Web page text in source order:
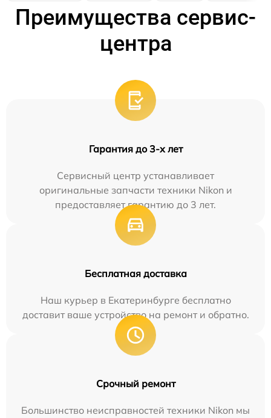
Преимущества сервис-
центра
Гарантия до 3-х лет
Сервисный центр устанавливает
оригинальные запчасти техники Nikon и
предоставляет гарантию до 3 лет.
Бесплатная доставка
Наш курьер в Екатеринбурге бесплатно
доставит ваше устройство на ремонт и обратно.
Срочный ремонт
Большинство неисправностей техники Nikon мы